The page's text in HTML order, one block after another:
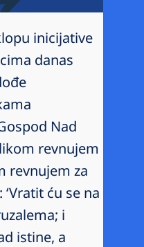
inicijative
danas
Nad
revnujem
revnujem za
ću se na
i
istine, a